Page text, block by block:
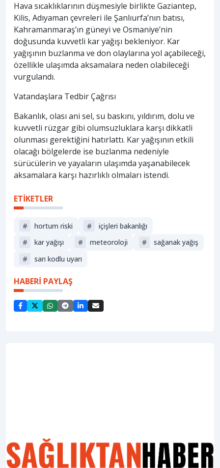
Hava sıcaklıklarının düşmesiyle birlikte Gaziantep,
Kilis, Adıyaman çevreleri ile Şanlıurfa’nın batısı,
Kahramanmaraş’ın güneyi ve Osmaniye’nin
doğusunda kuvvetli kar yağışı bekleniyor. Kar
yağışının buzlanma ve don olaylarına yol açabileceği,
özellikle ulaşımda aksamalara neden olabileceği
vurgulandı.
Vatandaşlara Tedbir Çağrısı
Bakanlık, olası ani sel, su baskını, yıldırım, dolu ve
kuvvetli rüzgar gibi olumsuzluklara karşı dikkatli
olunması gerektiğini hatırlattı. Kar yağışının etkili
olacağı bölgelerde ise buzlanma nedeniyle
sürücülerin ve yayaların ulaşımda yaşanabilecek
aksamalara karşı hazırlıklı olmaları istendi.
ETİKETLER
# hortum riski #
i̇çişleri bakanlığı
#
kar yağışı # meteoroloji #
sağanak yağış
#
sarı kodlu uyarı
HABERİ PAYLAŞ